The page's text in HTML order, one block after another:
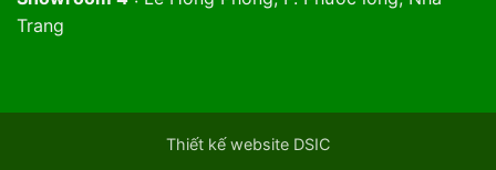
Trang
Thiết kế website DSIC